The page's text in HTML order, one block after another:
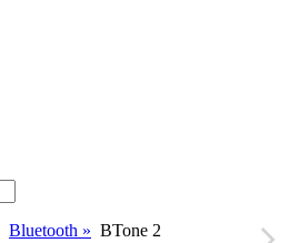
Bluetooth » BTone 2